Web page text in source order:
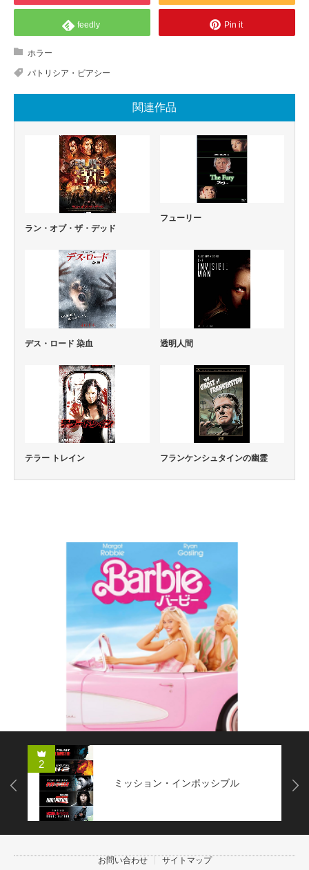
feedly Pin it
ホラー
パトリシア・ピアシー
関連作品
ラン・オブ・ザ・デッド
フューリー
デス・ロード 染血 透明人間
テラー トレイン フランケンシュタインの幽霊
2
ミッション・インポッシブル
Next
お問い合わせ サイトマップ